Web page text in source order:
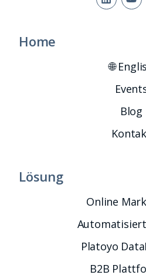
Home
🌐
Blog
Lösung
Online
Platoyo
B2B